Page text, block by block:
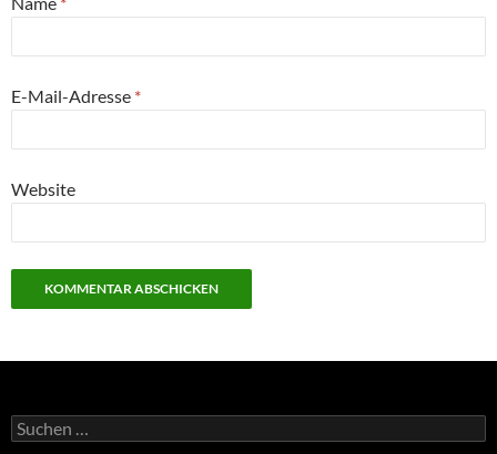
E-Mail-Adresse *
Website
Suchen
nach: